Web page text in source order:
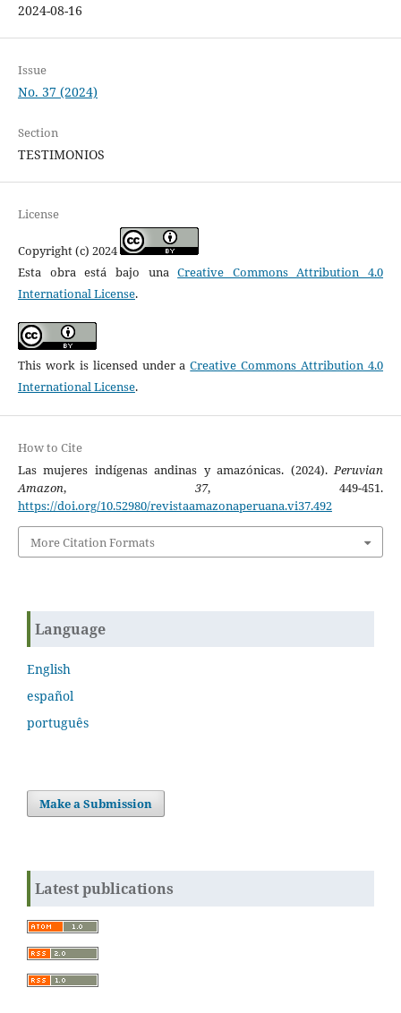
2024-08-16
Issue
No. 37 (2024)
Section
TESTIMONIOS
License
Copyright (c) 2024
Esta obra está bajo unaCreative Commons Attribution 4.0
International License.
This work is licensed under aCreative Commons Attribution 4.0
International License.
How to Cite
Las mujeres indígenas andinas y amazónicas. (2024).Peruvian
Amazon, 37, 449-451.
https://doi.org/10.52980/revistaamazonaperuana.vi37.492
More Citation Formats
Language
English
español
português
Make a Submission
Latest publications